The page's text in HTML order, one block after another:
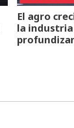
El agro
la